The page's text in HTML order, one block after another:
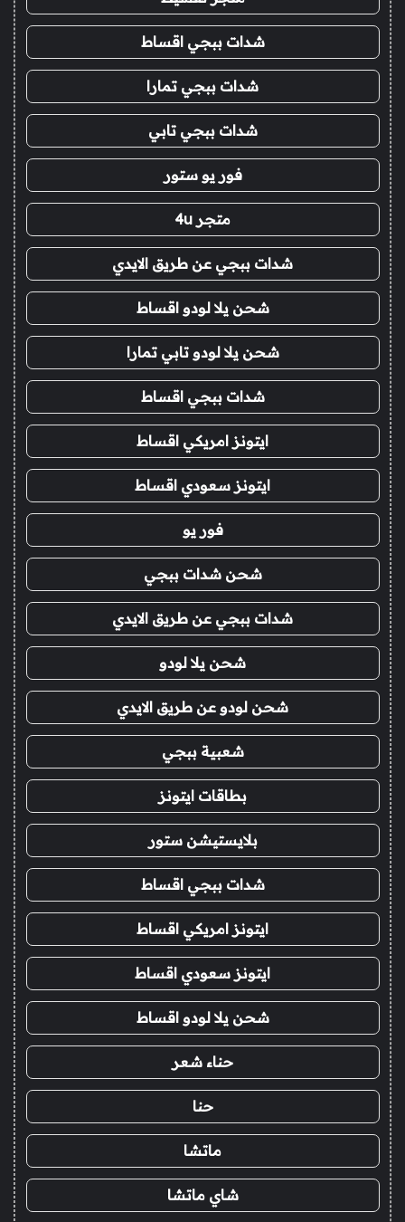
شدات ببجي اقساط
شدات ببجي تمارا
شدات ببجي تابي
فور يو ستور
متجر 4u
شدات ببجي عن طريق الايدي
شحن يلا لودو اقساط
شحن يلا لودو تابي تمارا
شدات ببجي اقساط
ايتونز امريكي اقساط
ايتونز سعودي اقساط
فور يو
شحن شدات ببجي
شدات ببجي عن طريق الايدي
شحن يلا لودو
شحن لودو عن طريق الايدي
شعبية ببجي
بطاقات ايتونز
بلايستيشن ستور
شدات ببجي اقساط
ايتونز امريكي اقساط
ايتونز سعودي اقساط
شحن يلا لودو اقساط
حناء شعر
حنا
ماتشا
شاي ماتشا